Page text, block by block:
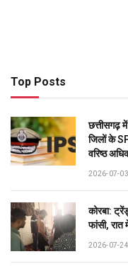
Top Posts
छत्तीसगढ़
जिलों के
वरिष्ठ
2026-07-03
कोरबा:
फांसी, रात
2026-07-24